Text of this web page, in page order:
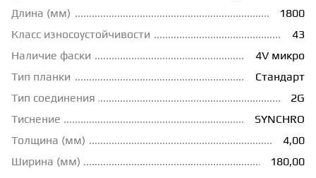
КЛЕЙ
НАЛИВНОЙ ПОЛ
Длина (мм)
1800
Класс износоустойчивости
43
Наличие фаски
4V микро
Тип планки
Стандарт
Тип соединения
2G
Тиснение
SYNCHRO
Толщина (мм)
4,00
Ширина (мм)
180,00